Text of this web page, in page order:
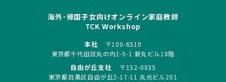
海外･帰国子女向けオンライン家庭教師
TCK Workshop
本社
〒100-6510
東京都千代田区丸の内1-5-1 新丸ビル10階
自由が丘支社
〒152-0035
東京都目黒区自由が丘2-17-11 丸元ビル201